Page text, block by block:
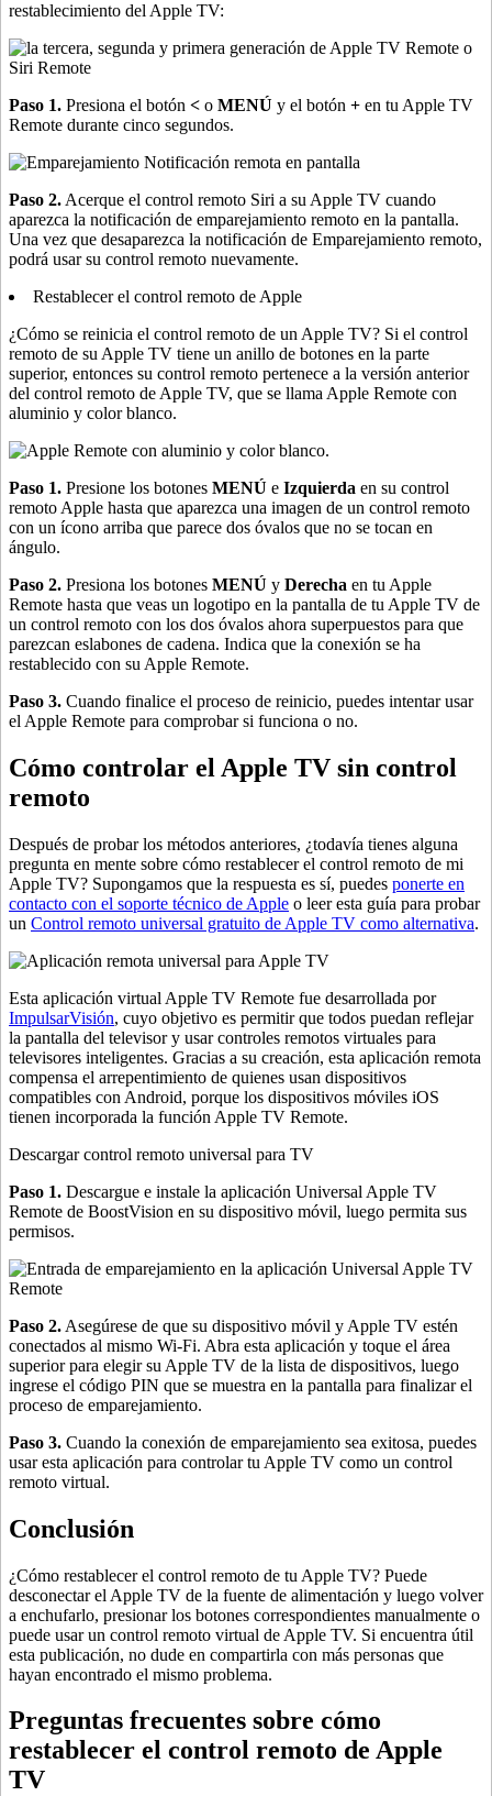
restablecimiento del Apple TV:
Paso 1. Presiona el botón < o MENÚ y el botón + en tu Apple TV
Remote durante cinco segundos.
Paso 2. Acerque el control remoto Siri a su Apple TV cuando
aparezca la notificación de emparejamiento remoto en la pantalla.
Una vez que desaparezca la notificación de Emparejamiento remoto,
podrá usar su control remoto nuevamente.
Restablecer el control remoto de Apple
¿Cómo se reinicia el control remoto de un Apple TV? Si el control
remoto de su Apple TV tiene un anillo de botones en la parte
superior, entonces su control remoto pertenece a la versión anterior
del control remoto de Apple TV, que se llama Apple Remote con
aluminio y color blanco.
Paso 1. Presione los botones MENÚ e Izquierda en su control
remoto Apple hasta que aparezca una imagen de un control remoto
con un ícono arriba que parece dos óvalos que no se tocan en
ángulo.
Paso 2. Presiona los botones MENÚ y Derecha en tu Apple
Remote hasta que veas un logotipo en la pantalla de tu Apple TV de
un control remoto con los dos óvalos ahora superpuestos para que
parezcan eslabones de cadena. Indica que la conexión se ha
restablecido con su Apple Remote.
Paso 3. Cuando finalice el proceso de reinicio, puedes intentar usar
el Apple Remote para comprobar si funciona o no.
Cómo controlar el Apple TV sin control
remoto
Después de probar los métodos anteriores, ¿todavía tienes alguna
pregunta en mente sobre cómo restablecer el control remoto de mi
Apple TV? Supongamos que la respuesta es sí, puedes ponerte en
contacto con el soporte técnico de Apple o leer esta guía para probar
un Control remoto universal gratuito de Apple TV como alternativa.
Esta aplicación virtual Apple TV Remote fue desarrollada por
ImpulsarVisión, cuyo objetivo es permitir que todos puedan reflejar
la pantalla del televisor y usar controles remotos virtuales para
televisores inteligentes. Gracias a su creación, esta aplicación remota
compensa el arrepentimiento de quienes usan dispositivos
compatibles con Android, porque los dispositivos móviles iOS
tienen incorporada la función Apple TV Remote.
Descargar control remoto universal para TV
Paso 1. Descargue e instale la aplicación Universal Apple TV
Remote de BoostVision en su dispositivo móvil, luego permita sus
permisos.
Paso 2. Asegúrese de que su dispositivo móvil y Apple TV estén
conectados al mismo Wi-Fi. Abra esta aplicación y toque el área
superior para elegir su Apple TV de la lista de dispositivos, luego
ingrese el código PIN que se muestra en la pantalla para finalizar el
proceso de emparejamiento.
Paso 3. Cuando la conexión de emparejamiento sea exitosa, puedes
usar esta aplicación para controlar tu Apple TV como un control
remoto virtual.
Conclusión
¿Cómo restablecer el control remoto de tu Apple TV? Puede
desconectar el Apple TV de la fuente de alimentación y luego volver
a enchufarlo, presionar los botones correspondientes manualmente o
puede usar un control remoto virtual de Apple TV. Si encuentra útil
esta publicación, no dude en compartirla con más personas que
hayan encontrado el mismo problema.
Preguntas frecuentes sobre cómo
restablecer el control remoto de Apple
TV